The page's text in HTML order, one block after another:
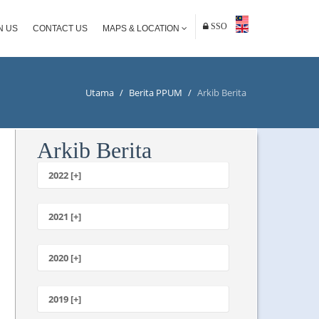
US CONTACT US MAPS & LOCATION SSO
Utama / Berita PPUM / Arkib Berita
Arkib Berita
2022 [+]
2021 [+]
Oktober
Julai
2020 [+]
Januari
2019 [+]